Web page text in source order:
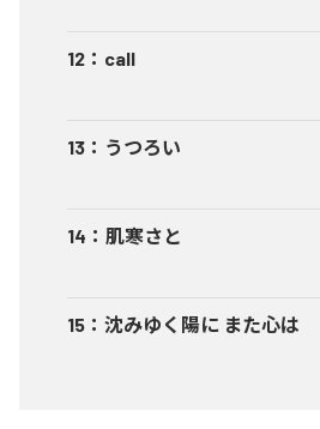
12 ： call
13 ： うつろい
14 ： 肌寒さと
15 ： 沈みゆく陽に また心は